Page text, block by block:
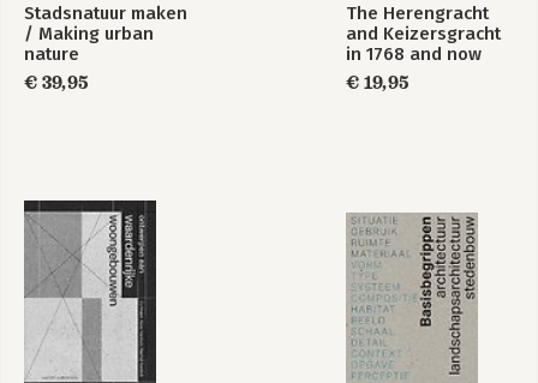
Stadsnatuur maken
/ Making urban
nature
€ 39,95
The Herengracht
and Keizersgracht
in 1768 and now
€ 19,95